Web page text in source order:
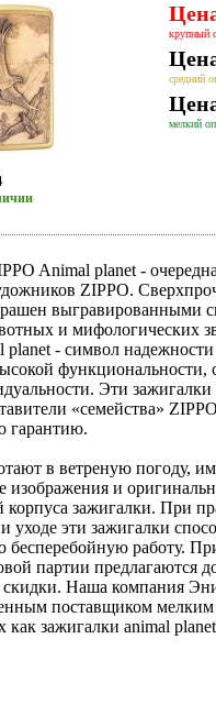
крупный
средний
мелкий
Animal planet -
ZIPPO.
выгравированными
и мифологических
planet - символ
функциональности,
Эти зажигалки
«семейства»
гарантию.
в ветреную погоду,
изображения и
корпуса зажигалки. При
уходе эти зажигалки
работу.
партии предлагаются
Наша компания
поставщиком
как зажигалки animal